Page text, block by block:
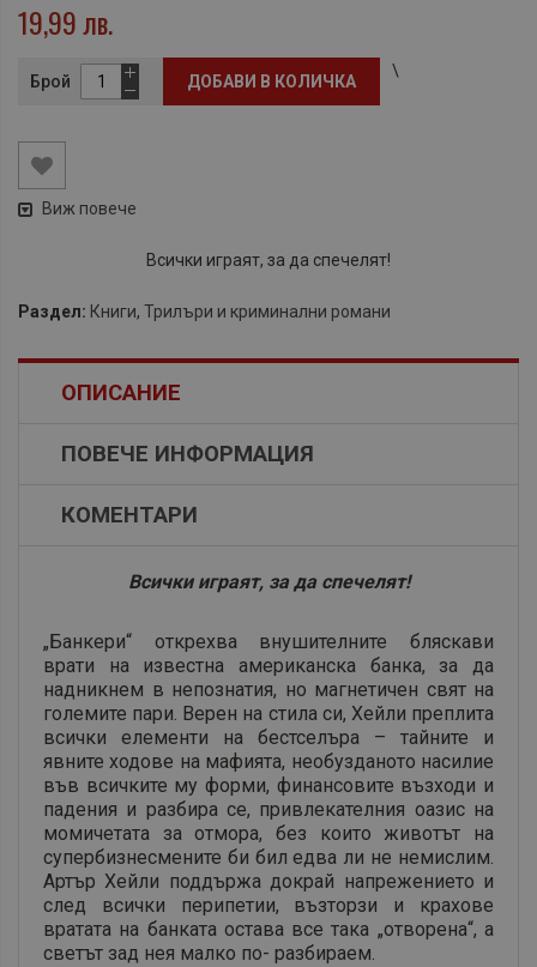
19,99 лв.
Брой ДОБАВИ В КОЛИЧКА
\
Виж повече
Всички играят, за да спечелят!
Раздел: Книги, Трилъри и криминални романи
ОПИСАНИЕ
ПОВЕЧЕ ИНФОРМАЦИЯ
КОМЕНТАРИ
Всички играят, за да спечелят!
„Банкери“ открехва внушителните бляскави
врати на известна американска банка, за да
надникнем в непознатия, но магнетичен свят на
големите пари. Верен на стила си, Хейли преплита
всички елементи на бестселъра – тайните и
явните ходове на мафията, необузданото насилие
във всичките му форми, финансовите възходи и
падения и разбира се, привлекателния оазис на
момичетата за отмора, без които животът на
супербизнесмените би бил едва ли не немислим.
Артър Хейли поддържа докрай напрежението и
след всички перипетии, възторзи и крахове
вратата на банката остава все така „отворена“, а
светът зад нея малко по- разбираем.